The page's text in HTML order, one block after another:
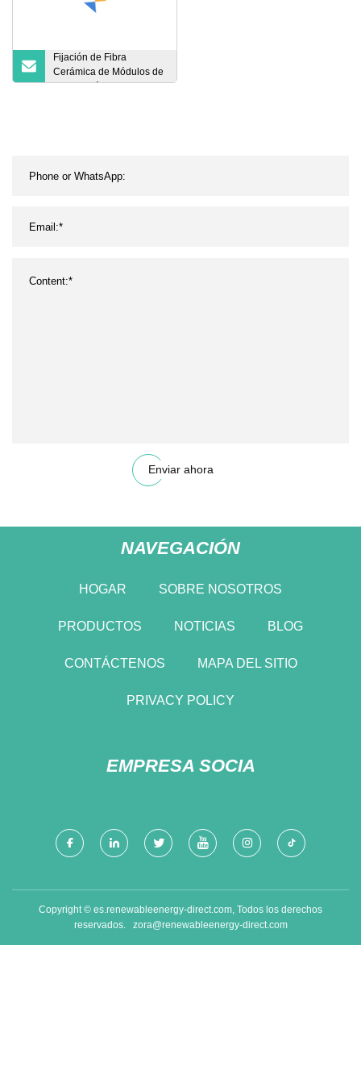
Fijación de Fibra
Cerámica de Módulos de
Fibra Cerámica con
Enviar ahora
NAVEGACIÓN
HOGAR SOBRE NOSOTROS
PRODUCTOS NOTICIAS BLOG
CONTÁCTENOS MAPA DEL SITIO
PRIVACY POLICY
EMPRESA SOCIA
Copyright © es.renewableenergy-direct.com, Todos los derechos
reservados. zora@renewableenergy-direct.com